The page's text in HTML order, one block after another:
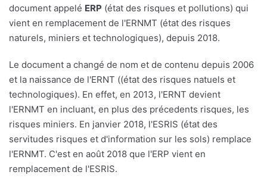
document appelé ERP (état des risques et pollutions) qui
vient en remplacement de l'ERNMT (état des risques
naturels, miniers et technologiques), depuis 2018.
Le document a changé de nom et de contenu depuis 2006
et la naissance de l'ERNT ((état des risques natuels et
technologiques). En effet, en 2013, l'ERNT devient
l'ERNMT en incluant, en plus des précedents risques, les
risques miniers. En janvier 2018, l'ESRIS (état des
servitudes risques et d'information sur les sols) remplace
l'ERNMT. C'est en août 2018 que l'ERP vient en
remplacement de l'ESRIS.